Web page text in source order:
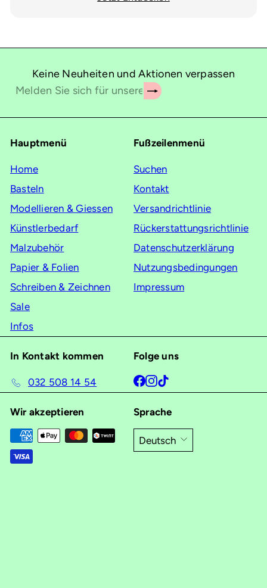
Keine Neuheiten und Aktionen verpassen
Abonnieren
Melden
sich
unsere
an
Hauptmenü
Home
Basteln
Modellieren & Giessen
Künstlerbedarf
Malzubehör
Papier & Folien
Schreiben & Zeichnen
Sale
Infos
Fußzeilenmenü
Suchen
Kontakt
Versandrichtlinie
Rückerstattungsrichtlinie
Datenschutzerklärung
Nutzungsbedingungen
Impressum
In Kontakt kommen
032 508 14 54
Folge uns
Facebook
Instagram
Wir akzeptieren Sprache
Deutsch